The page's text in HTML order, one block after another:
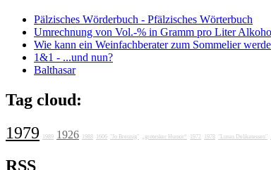
Pälzisches Wörderbuch - Pfälzisches Wörterbuch
Umrechnung von Vol.-% in Gramm pro Liter
Wie kann ein Weinfachberater zum Sommelier
1&1 - ...und nun?
Balthasar
Tag cloud:
1979
1989 1926 1988 1606 "Jo Breunig" „grotesker Humor“ 1972 1978 "Lunas Delikatessen"
RSS